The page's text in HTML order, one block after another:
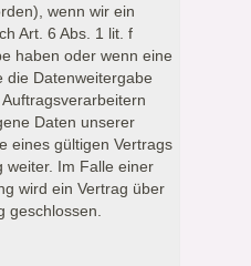
wenn wir ein
Art. 6 Abs. 1 lit. f
haben oder wenn eine
die Datenweitergabe
Daten unserer
eines gültigen Vertrags
weiter. Im Falle einer
wird ein Vertrag über
geschlossen.